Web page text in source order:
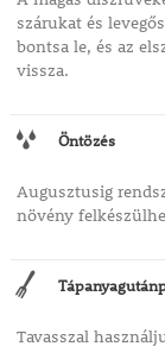
szárukat és
bontsa le, és az
vissza.
Öntözés
Augusztusig
növény
Tavasszal